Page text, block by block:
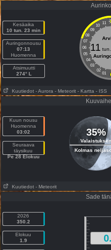
Kesäaika
10 tun. 23 min
Auringonnousu
07:13
Huomenna
Atsimuutti
274° L
11
10
09
08
07
06
05
04
03
02
01
11 tun.
Kuutiedot - Aurora - Meteorit - Kartta - ISS
Kuun nousu
Huomenna
03:02
Seuraava
täysikuu
Pe 28 Elokuu
35%
Kolmas
Kuutiedot - Meteorit
Sade
2026
350.2
Elokuu
1.9